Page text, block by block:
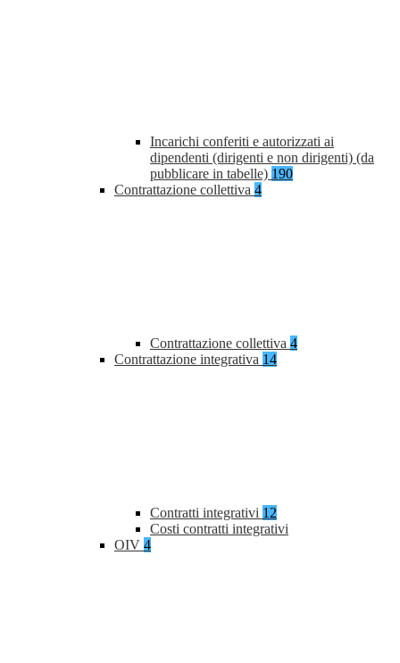
Incarichi conferiti e autorizzati ai
dipendenti (dirigenti e non dirigenti) (da
pubblicare in tabelle) 190
Contrattazione collettiva 4
Contrattazione collettiva 4
Contrattazione integrativa 14
Contratti integrativi 12
Costi contratti integrativi
OIV 4